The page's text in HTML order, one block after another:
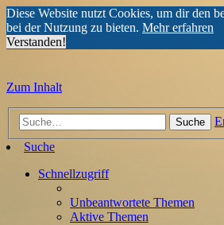
Diese Website nutzt Cookies, um dir den
bei der Nutzung zu bieten. Mehr erfahren
Verstanden!
Zum Inhalt
Suche
Suche
Schnellzugriff
Unbeantwortete Themen
Aktive Themen